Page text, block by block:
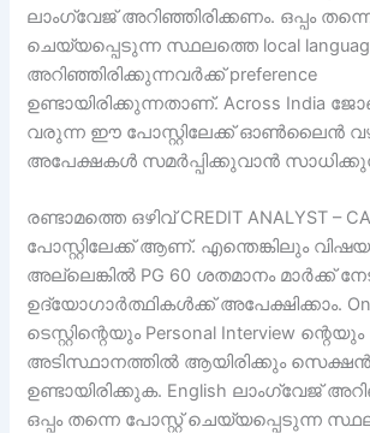
ലാംഗ്വേജ് അറിഞ്ഞിരിക്കണം. ഒപ്പം
ചെയ്യപ്പെടുന്ന സ്ഥലത്തെ local
അറിഞ്ഞിരിക്കുന്നവർക്ക് preference
ഉണ്ടായിരിക്കുന്നതാണ്. Across India
വരുന്ന ഈ പോസ്റ്റിലേക്ക് ഓൺലൈൻ
അപേക്ഷകൾ സമർപ്പിക്കുവാൻ
രണ്ടാമത്തെ ഒഴിവ് CREDIT ANALYST –
പോസ്റ്റിലേക്ക് ആണ്. എന്തെങ്കിലും
അല്ലെങ്കിൽ PG 60 ശതമാനം മാർക്ക്
ഉദ്യോഗാർത്ഥികൾക്ക് അപേക്ഷിക്കാം.
ടെസ്റ്റിന്റെയും Personal Interview ന്റെയും
അടിസ്ഥാനത്തിൽ ആയിരിക്കും സെക്ഷൻ
ഉണ്ടായിരിക്കുക. English ലാംഗ്വേജ്
ഒപ്പം തന്നെ പോസ്റ്റ് ചെയ്യപ്പെടുന്ന